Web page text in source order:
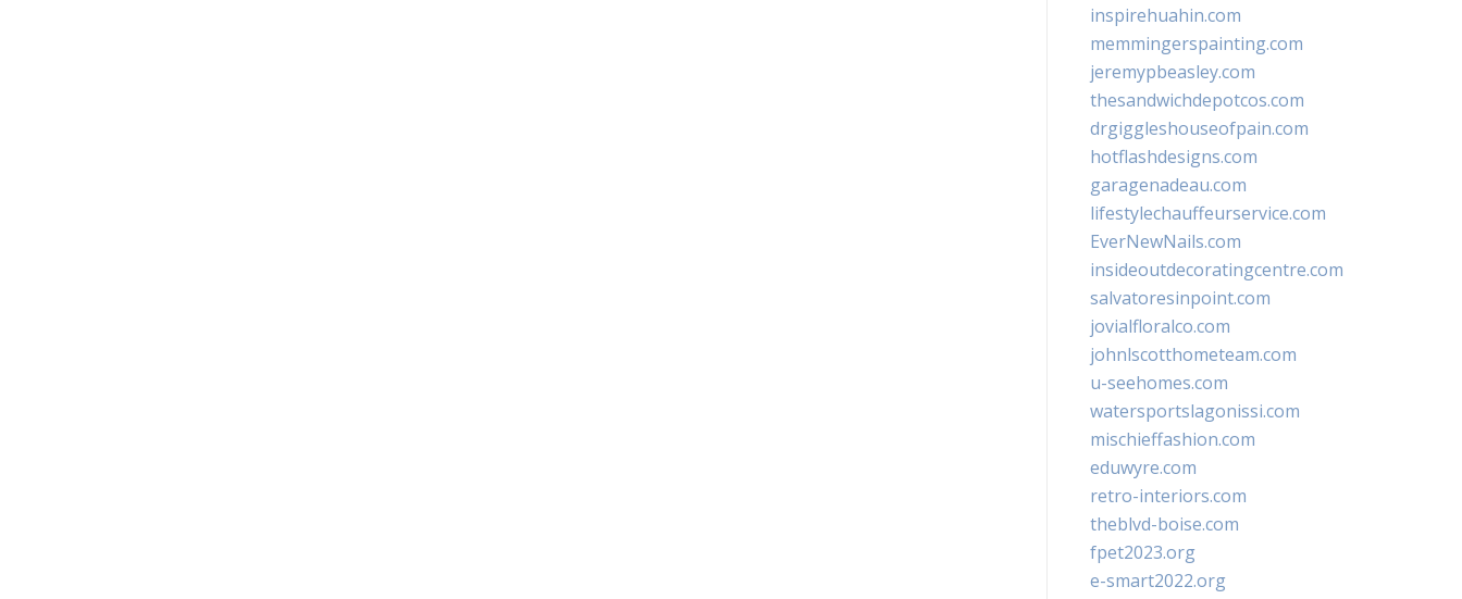
inspirehuahin.com
memmingerspainting.com
jeremypbeasley.com
thesandwichdepotcos.com
drgiggleshouseofpain.com
hotflashdesigns.com
garagenadeau.com
lifestylechauffeurservice.com
EverNewNails.com
insideoutdecoratingcentre.com
salvatoresinpoint.com
jovialfloralco.com
johnlscotthometeam.com
u-seehomes.com
watersportslagonissi.com
mischieffashion.com
eduwyre.com
retro-interiors.com
theblvd-boise.com
fpet2023.org
e-smart2022.org